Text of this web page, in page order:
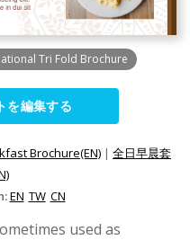
Tri Fold Brochure
を編集する
Brochure(EN) | 全日早晨套
EN TW CN
used as